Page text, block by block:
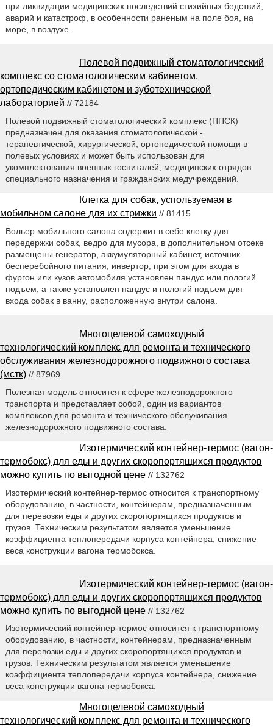
при ликвидации медицинских последствий стихийных бедствий,
аварий и катастроф, в особенности раненым на поле боя, на
море, в воздухе.
Полевой подвижный стоматологический
комплекс со стоматологическим кабинетом,
ортопедическим кабинетом и зуботехнической
лабораторией // 72184
Полевой подвижный стоматологический комплекс (ППСК)
предназначен для оказания стоматологической -
терапевтической, хирургической, ортопедической помощи в
полевых условиях и может быть использован для
укомплектования военных госпиталей, медицинских отрядов
специального назначения и гражданских медучреждений.
Клетка для собак, успользуемая в
мобильном салоне для их стрижки // 81415
Вольер мобильного салона содержит в себе клетку для
передержки собак, ведро для мусора, в дополнительном отсеке
размещены генератор, аккумуляторный кабинет, источник
бесперебойного питания, инвертор, при этом для входа в
фургон или кузов автомобиля установлен пандус или пологий
подъем, а также установлен пандус и пологий подъем для
входа собак в ванну, расположенную внутри салона.
Многоцелевой самоходный
технологический комплекс для ремонта и технического
обслуживания железнодорожного подвижного состава
(мстк) // 87969
Полезная модель относится к сфере железнодорожного
транспорта и представляет собой, один из вариантов
комплексов для ремонта и технического обслуживания
железнодорожного подвижного состава.
Изотермический контейнер-термос (вагон-
термобокс) для еды и других скоропортящихся продуктов
можно купить по выгодной цене // 132762
Изотермический контейнер-термос относится к транспортному
оборудованию, в частности, контейнерам, предназначенным
для перевозки еды и других скоропортящихся продуктов и
грузов. Техническим результатом является уменьшение
коэффициента теплопередачи корпуса контейнера, снижение
веса конструкции вагона термобокса.
Изотермический контейнер-термос (вагон-
термобокс) для еды и других скоропортящихся продуктов
можно купить по выгодной цене // 132762
Изотермический контейнер-термос относится к транспортному
оборудованию, в частности, контейнерам, предназначенным
для перевозки еды и других скоропортящихся продуктов и
грузов. Техническим результатом является уменьшение
коэффициента теплопередачи корпуса контейнера, снижение
веса конструкции вагона термобокса.
Многоцелевой самоходный
технологический комплекс для ремонта и технического